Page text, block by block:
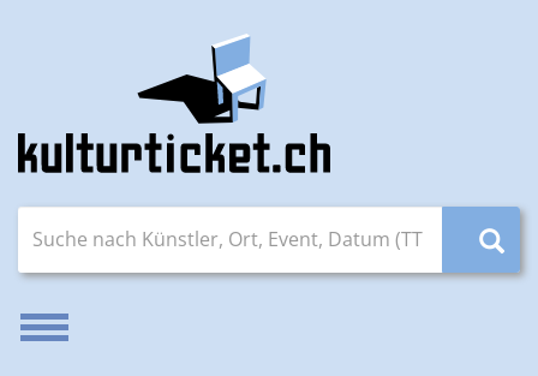
Navigation aktivieren/deaktivieren